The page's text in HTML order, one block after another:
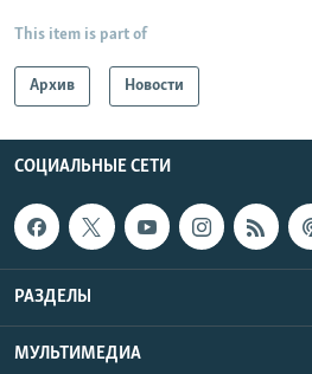
This item is part of
Архив Новости
СОЦИАЛЬНЫЕ СЕТИ
РАЗДЕЛЫ
МУЛЬТИМЕДИА